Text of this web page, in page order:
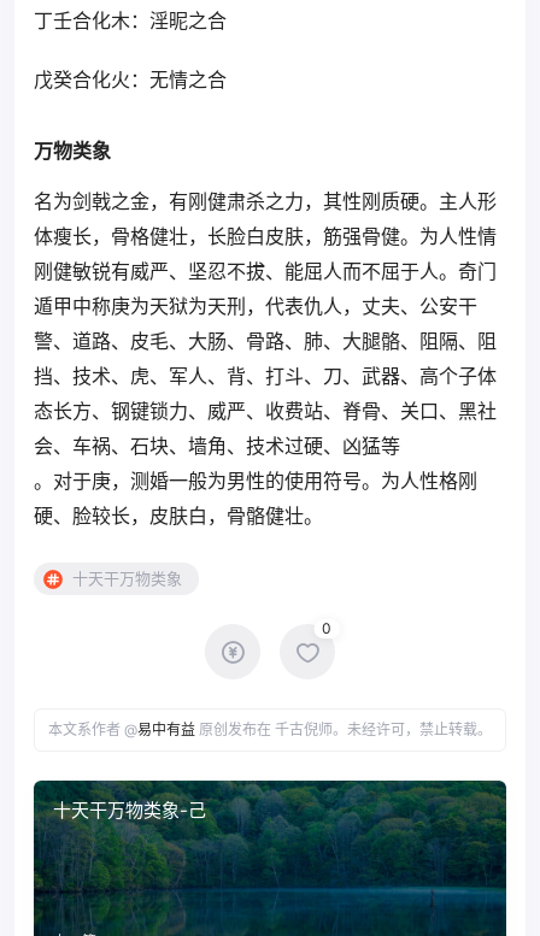
丁壬合化木：淫昵之合
戊癸合化火：无情之合
万物类象
名为剑戟之金，有刚健肃杀之力，其性刚质硬。主人形
体瘦长，骨格健壮，长脸白皮肤，筋强骨健。为人性情
刚健敏锐有威严、坚忍不拔、能屈人而不屈于人。奇门
遁甲中称庚为天狱为天刑，代表仇人，丈夫、公安干
警、道路、皮毛、大肠、骨路、肺、大腿骼、阻隔、阻
挡、技术、虎、军人、背、打斗、刀、武器、高个子体
态长方、钢键锁力、威严、收费站、脊骨、关口、黑社
会、车祸、石块、墙角、技术过硬、凶猛等
。对于庚，测婚一般为男性的使用符号。为人性格刚
硬、脸较长，皮肤白，骨骼健壮。
十天干万物类象
0
本文系作者 @易中有益 原创发布在 千古倪师。未经许可，禁止转载。
十天干万物类象-己